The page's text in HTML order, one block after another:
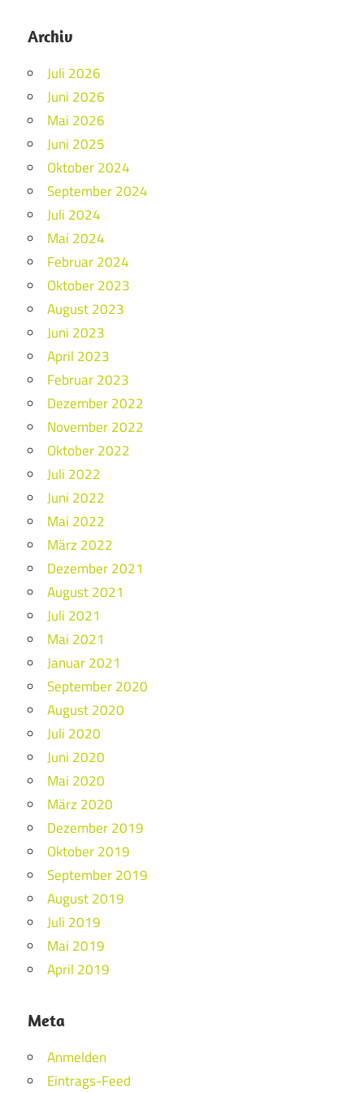
Archiv
Juli 2026
Juni 2026
Mai 2026
Juni 2025
Oktober 2024
September 2024
Juli 2024
Mai 2024
Februar 2024
Oktober 2023
August 2023
Juni 2023
April 2023
Februar 2023
Dezember 2022
November 2022
Oktober 2022
Juli 2022
Juni 2022
Mai 2022
März 2022
Dezember 2021
August 2021
Juli 2021
Mai 2021
Januar 2021
September 2020
August 2020
Juli 2020
Juni 2020
Mai 2020
März 2020
Dezember 2019
Oktober 2019
September 2019
August 2019
Juli 2019
Mai 2019
April 2019
Meta
Anmelden
Eintrags-Feed